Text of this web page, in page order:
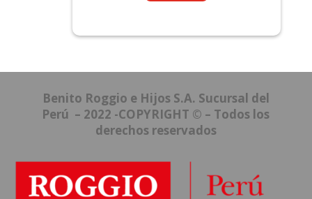
Benito Roggio e Hijos S.A. Sucursal del
Perú – 2022 -COPYRIGHT © – Todos los
derechos reservados